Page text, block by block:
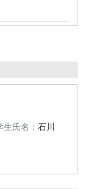
生氏名： 石川